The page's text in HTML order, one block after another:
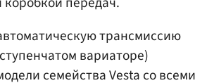
трансмиссию
вариаторе)
семейства Vesta со всеми